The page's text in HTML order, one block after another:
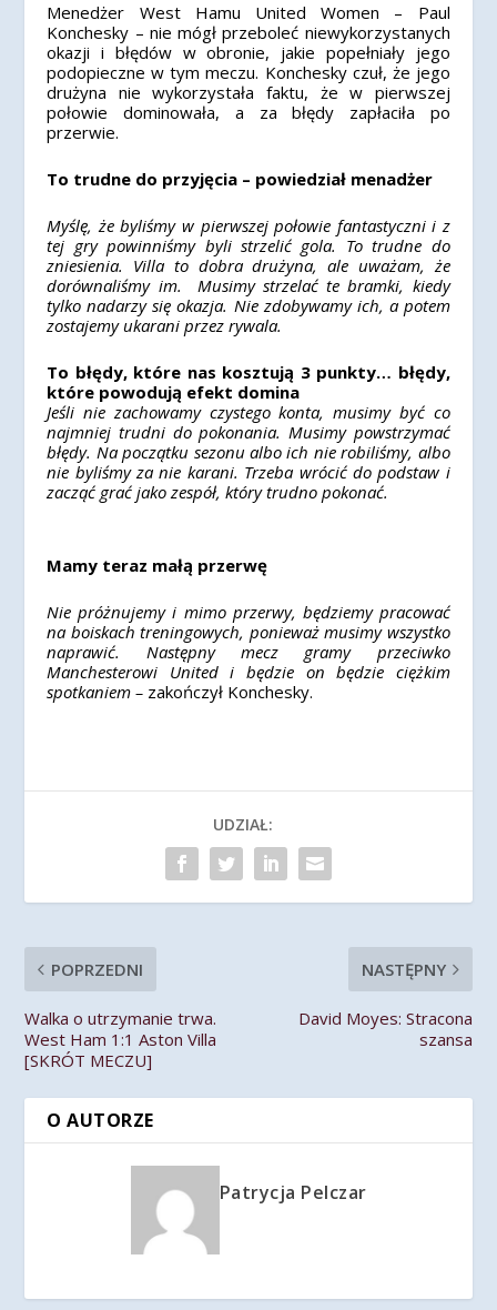
Menedżer West Hamu United Women – Paul
Konchesky – nie mógł przeboleć niewykorzystanych
okazji i błędów w obronie, jakie popełniały jego
podopieczne w tym meczu. Konchesky czuł, że jego
drużyna nie wykorzystała faktu, że w pierwszej
połowie dominowała, a za błędy zapłaciła po
przerwie.
To trudne do przyjęcia – powiedział menadżer
Myślę, że byliśmy w pierwszej połowie fantastyczni i z
tej gry powinniśmy byli strzelić gola. To trudne do
zniesienia. Villa to dobra drużyna, ale uważam, że
dorównaliśmy im. Musimy strzelać te bramki, kiedy
tylko nadarzy się okazja. Nie zdobywamy ich, a potem
zostajemy ukarani przez rywala.
To błędy, które nas kosztują 3 punkty… błędy,
które powodują efekt domina
Jeśli nie zachowamy czystego konta, musimy być co
najmniej trudni do pokonania. Musimy powstrzymać
błędy. Na początku sezonu albo ich nie robiliśmy, albo
nie byliśmy za nie karani. Trzeba wrócić do podstaw i
zacząć grać jako zespół, który trudno pokonać.
Mamy teraz małą przerwę
Nie próżnujemy i mimo przerwy, będziemy pracować
na boiskach treningowych, ponieważ musimy wszystko
naprawić. Następny mecz gramy przeciwko
Manchesterowi United i będzie on będzie ciężkim
spotkaniem – zakończył Konchesky.
UDZIAŁ:
POPRZEDNI
Walka o utrzymanie trwa.
West Ham 1:1 Aston Villa
[SKRÓT MECZU]
NASTĘPNY
David Moyes: Stracona
szansa
O AUTORZE
Patrycja Pelczar